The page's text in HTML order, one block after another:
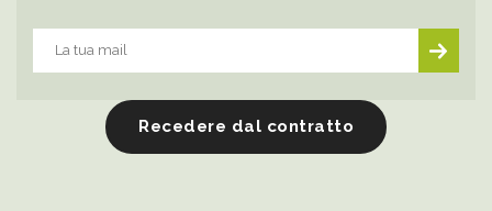
Recedere dal contratto